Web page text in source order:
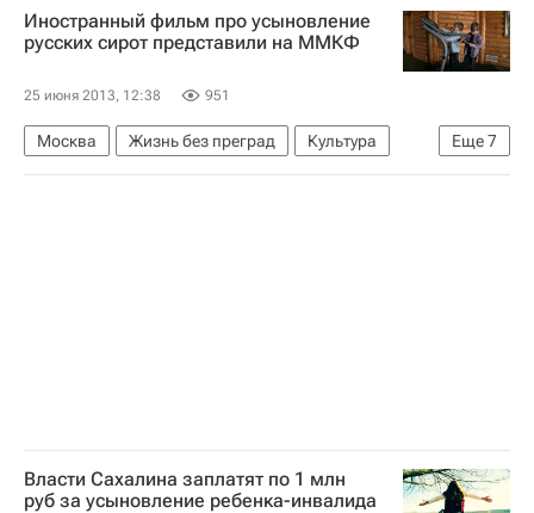
Школа волонтера
Россия
Центральный ФО
Весь мир
Иностранный фильм про усыновление
русских сирот представили на ММКФ
25 июня 2013, 12:38 951
Еще7
Москва Жизнь без преград
Культура
Центральный ФО
Весь мир
Европа
Власти Сахалина заплатят по 1 млн
руб за усыновление ребенка-инвалида